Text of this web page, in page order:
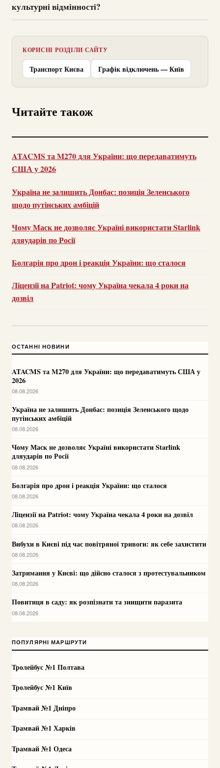
культурні відмінності?
КОРИСНІ РОЗДІЛИ САЙТУ
Транспорт Києва Графік відключень — Київ
Читайте також
ATACMS та M270 для України: що передаватимуть
США у 2026
Україна не залишить Донбас: позиція Зеленського
щодо путінських амбіцій
Чому Маск не дозволяє Україні використати Starlink
дляударів по Росії
Болгарія про дрон і реакція України: що сталося
Ліцензії на Patriot: чому Україна чекала 4 роки на
дозвіл
ОСТАННІ НОВИНИ
ATACMS та M270 для України: що передаватимуть США у
2026
08.08.2026
Україна не залишить Донбас: позиція Зеленського щодо
путінських амбіцій
08.08.2026
Чому Маск не дозволяє Україні використати Starlink
дляударів по Росії
08.08.2026
Болгарія про дрон і реакція України: що сталося
08.08.2026
Ліцензії на Patriot: чому Україна чекала 4 роки на дозвіл
08.08.2026
Вибухи в Києві під час повітряної тривоги: як себе захистити
08.08.2026
Затримання у Києві: що дійсно сталося з протестувальником
08.08.2026
Повитиця в саду: як розпізнати та знищити паразита
08.08.2026
ПОПУЛЯРНІ МАРШРУТИ
Тролейбус №1 Полтава
Тролейбус №1 Київ
Трамвай №1 Дніпро
Трамвай №1 Харків
Трамвай №1 Одеса